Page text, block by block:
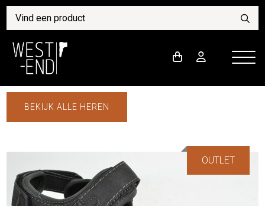
BEKIJK ALLE HEREN
OUTLET